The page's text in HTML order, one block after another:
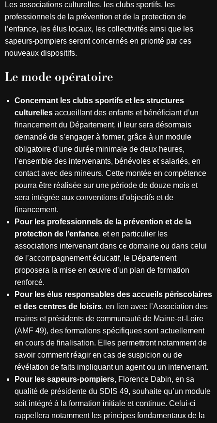
Les associations culturelles, les clubs sportifs, les
professionnels de la prévention et de la protection de
l’enfance, les élus locaux, les collectivités ainsi que les
sapeurs-pompiers seront concernés en priorité par ces
nouveaux dispositifs.
Le mode opératoire
Concernant les clubs sportifs et les structures
culturelles accueillant des enfants et bénéficiant d’un
financement du Département, il leur sera désormais
demandé de s’engager à former, grâce à un module
obligatoire d’une durée minimale de deux heures,
l’ensemble des intervenants, bénévoles et salariés, en
contact avec des mineurs. Cette montée en compétence
pourra être réalisée sur une période de douze mois et
sera intégrée aux conventions d’objectifs et de
financement.
Pour les professionnels de la prévention et de la
protection de l’enfance, et en particulier les
associations intervenant dans ce domaine ou dans celui
de l’accompagnement éducatif, le Département
proposera la mise en œuvre d’un plan de formation
renforcé.
Pour les élus responsables des accueils périscolaires
et des centres de loisirs, en lien avec l’Association des
maires et présidents de communauté de Maine-et-Loire
(AMF 49), des formations spécifiques sont actuellement
en cours de finalisation. Elles permettront notamment de
savoir comment réagir en cas de suspicion ou de
révélation de faits impliquant un agent ou un intervenant.
Pour les sapeurs-pompiers, Florence Dabin, en sa
qualité de présidente du SDIS 49, souhaite qu’un module
soit intégré à la formation initiale et continue. Celui-ci
rappellera notamment les principes fondamentaux de la